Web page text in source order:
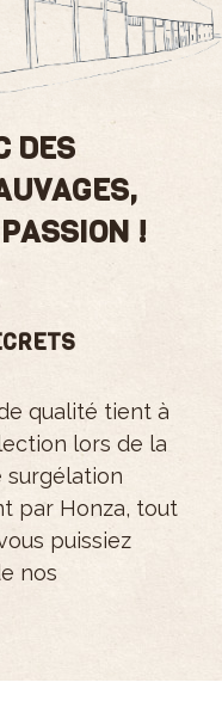
DES
!
qualité tient à
lors de la
surgélation
par Honza, tout
puissiez
nos